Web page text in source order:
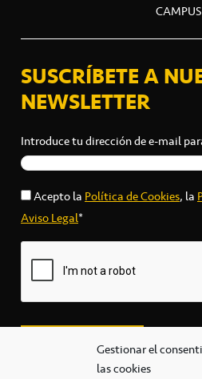
Gestionar el
las cookies
CAMPUS
SUSCRÍBETE A
NEWSLETTER
Introduce tu dirección de e-mail
Acepto laPolítica de Cookies, la
Aviso Legal*